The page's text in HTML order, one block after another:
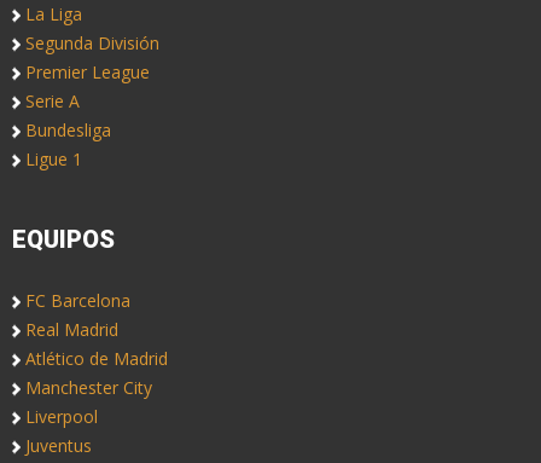
La Liga
Segunda División
Premier League
Serie A
Bundesliga
Ligue 1
EQUIPOS
FC Barcelona
Real Madrid
Atlético de Madrid
Manchester City
Liverpool
Juventus